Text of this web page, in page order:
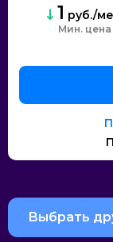
1 руб./
Мин. цена
Выбрать